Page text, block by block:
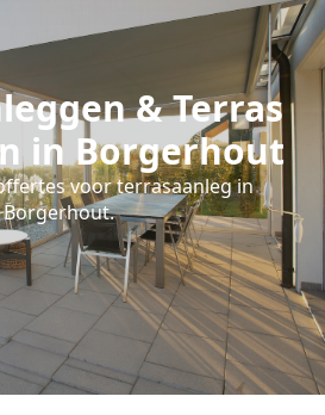
& Terras
in Borgerhout
voor terrasaanleg in
Borgerhout.